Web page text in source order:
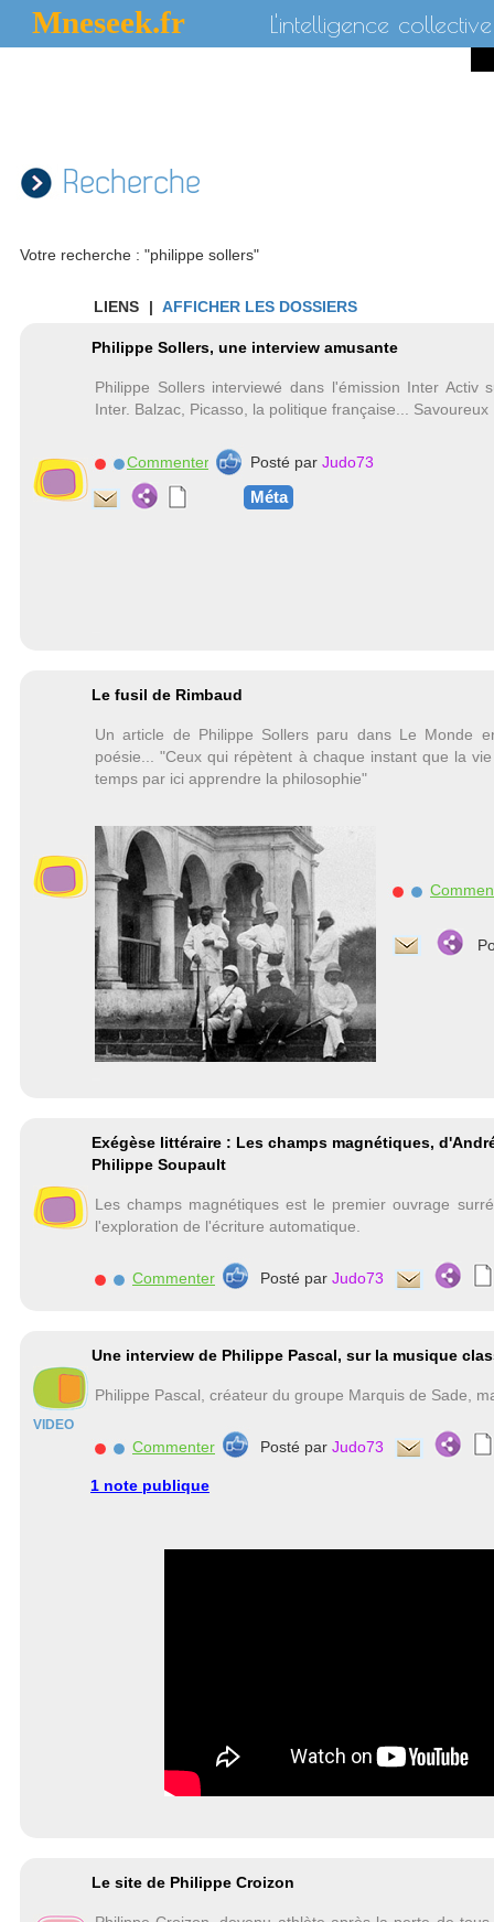
Mneseek.fr L'intelligence collective
Recherche
Votre recherche : "philippe sollers"
LIENS | AFFICHER LES DOSSIERS
Philippe Sollers, une interview amusante
Philippe Sollers interviewé dans l'émission Inter Activ
Inter. Balzac, Picasso, la politique française... Savoureux
Commenter Posté par Judo73
Méta
Le fusil de Rimbaud
Un article de Philippe Sollers paru dans Le Monde
poésie... "Ceux qui répètent à chaque instant que la
temps par ici apprendre la philosophie"
Exégèse littéraire : Les champs magnétiques,
Philippe Soupault
Les champs magnétiques est le premier ouvrage
l'exploration de l'écriture automatique.
Commenter Posté par Judo73
VIDEO
Une interview de Philippe Pascal, sur la musique
Philippe Pascal, créateur du groupe Marquis de Sade,
Commenter Posté par Judo73
1 note publique
Le site de Philippe Croizon